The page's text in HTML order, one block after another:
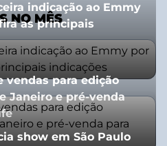
NO MÊS
indicação ao Emmy
as principais
vendas para edição
Janeiro e pré-venda
show em São Paulo